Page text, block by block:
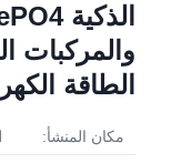
والمركبات
الطاقة
مكان المنشأ: